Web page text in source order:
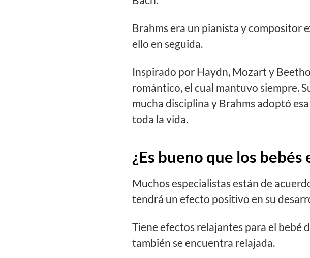
Brahms era un pianista y compositor
ello en seguida.
Inspirado por Haydn, Mozart y
romántico, el cual mantuvo siempre.
mucha disciplina y Brahms adoptó
toda la vida.
¿Es bueno que los bebés
Muchos especialistas están de
tendrá un efecto positivo en su
Tiene efectos relajantes para el bebé
también se encuentra relajada.